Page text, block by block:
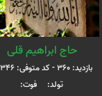
حاج ابراهیم قلی
بازدید: 360 - کد متوفی: 30346
تولد: فوت: